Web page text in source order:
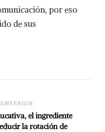
por eso
de sus
el ingrediente
la rotación de